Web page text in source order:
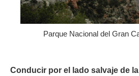
Parque Nacional del Gran
Conducir por el lado salvaje de